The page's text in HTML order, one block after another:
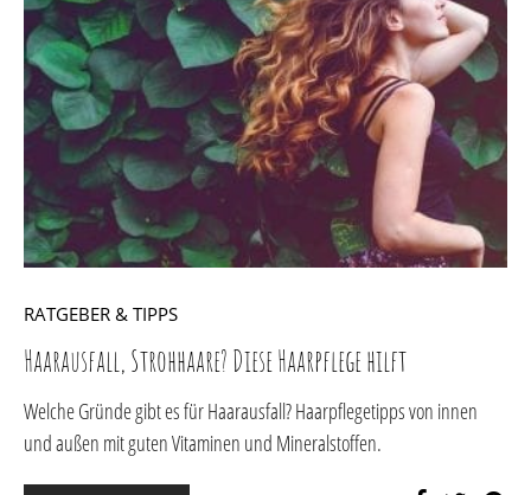
RATGEBER & TIPPS
Haarausfall, Strohhaare? Diese Haarpflege hilft
Welche Gründe gibt es für Haarausfall? Haarpflegetipps von innen
und außen mit guten Vitaminen und Mineralstoffen.